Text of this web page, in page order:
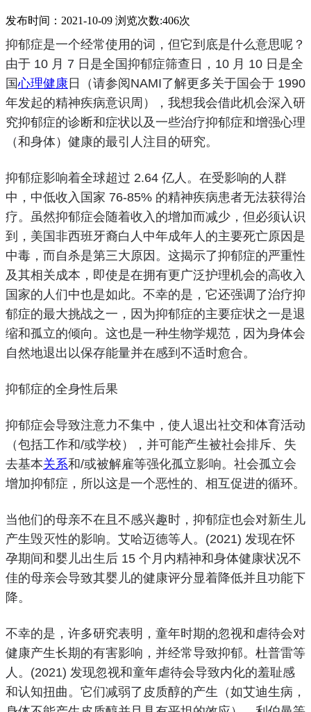
发布时间：2021-10-09 浏览次数:406次
抑郁症是一个经常使用的词，但它到底是什么意思呢？
由于 10 月 7 日是全国抑郁症筛查日，10 月 10 日是全
国心理健康 日（请参阅 NAMI了解更多关于国会于 1990
年发起的精神疾病意识周），我想我会借此机会深入研
究抑郁症的诊断和症状以及一些治疗抑郁症和增强心理
（和身体）健康的最引人注目的研究。
抑郁症影响着全球超过 2.64 亿人。 在受影响的人群
中，中低收入国家 76-85% 的精神疾病患者无法获得治
疗。 虽然抑郁症会随着收入的增加而减少，但必须认识
到，美国非西班牙裔白人中年成年人的主要死亡原因是
中毒，而自杀是第三大原因。 这揭示了抑郁症的严重性
及其相关成本，即使是在拥有更广泛护理机会的高收入
国家的人们中也是如此。 不幸的是，它还强调了治疗抑
郁症的最大挑战之一，因为抑郁症的主要症状之一是退
缩和孤立的倾向。 这也是一种生物学规范，因为身体会
自然地退出以保存能量并在感到不适时愈合。
抑郁症的全身性后果
抑郁症会导致注意力不集中，使人退出社交和体育活动
（包括工作和/或学校），并可能产生被社会排斥、失
去基本关系和/或被解雇等强化孤立影响。 社会孤立会
增加抑郁症，所以这是一个恶性的、相互促进的循环。
当他们的母亲不在且不感兴趣时，抑郁症也会对新生儿
产生毁灭性的影响。 艾哈迈德等人。 (2021) 发现在怀
孕期间和婴儿出生后 15 个月内精神和身体健康状况不
佳的母亲会导致其婴儿的健康评分显着降低并且功能下
降。
不幸的是，许多研究表明， 童年时期的忽视和虐待会对
健康产生长期的有害影响，并经常导致抑郁。 杜普雷等
人。 (2021) 发现忽视和童年虐待会导致内化的羞耻感
和认知扭曲。 它们减弱了皮质醇的产生（如艾迪生病，